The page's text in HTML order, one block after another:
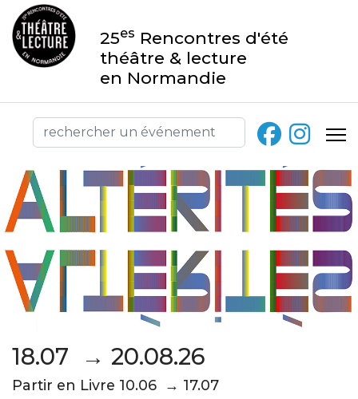
25es Rencontres d'été
théâtre & lecture
en Normandie
18.07 → 20.08.26
Partir en Livre 10.06 → 17.07